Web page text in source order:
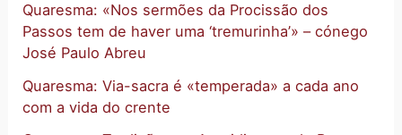
Quaresma: «Nos sermões da Procissão dos
Passos tem de haver uma ‘tremurinha’» – cónego
José Paulo Abreu
Quaresma: Via-sacra é «temperada» a cada ano
com a vida do crente